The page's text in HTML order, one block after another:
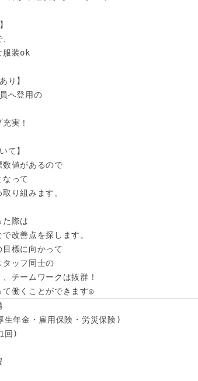
服装ok
り】
へ登用の
実！
て】
数値があるので
なって
り組みます。
た際は
改善点を探します。
標に向かって
ッフ同士の
チームワークは抜群！
て働くことができます◎
生年金・雇用保険・労災保険)
1回)